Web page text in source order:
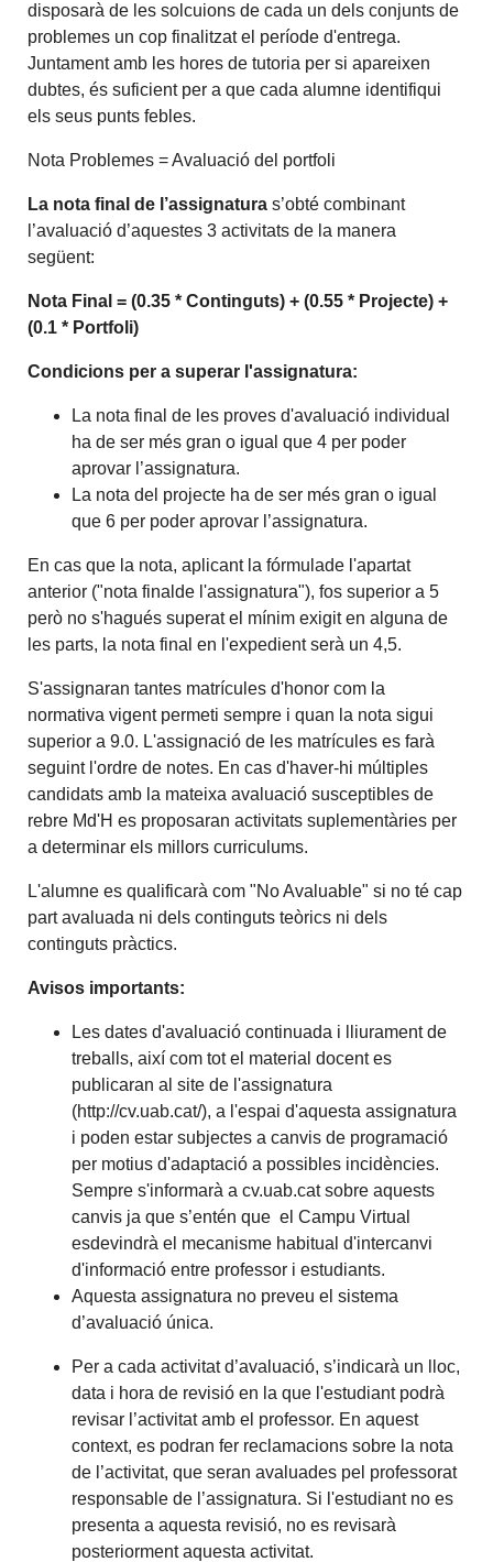
disposarà de les solcuions de cada un dels conjunts de
problemes un cop finalitzat el període d'entrega.
Juntament amb les hores de tutoria per si apareixen
dubtes, és suficient per a que cada alumne identifiqui
els seus punts febles.
Nota Problemes = Avaluació del portfoli
La nota final de l’assignaturas’obté combinant
l’avaluació d’aquestes 3 activitats de la manera
següent:
Nota Final = (0.35 * Continguts) + (0.55 * Projecte) +
(0.1 * Portfoli)
Condicions per a superar l'assignatura:
La nota final de les proves d'avaluació individual
ha de ser més gran o igual que 4 per poder
aprovar l’assignatura.
La nota del projecte ha de ser més gran o igual
que 6 per poder aprovar l’assignatura.
En cas que la nota, aplicant la fórmulade l'apartat
anterior ("nota finalde l'assignatura"), fos superior a 5
però no s'hagués superat el mínim exigit en alguna de
les parts, la nota final en l'expedient serà un 4,5.
S'assignaran tantes matrícules d'honor com la
normativa vigent permeti sempre i quan la nota sigui
superior a 9.0. L'assignació de les matrícules es farà
seguint l'ordre de notes. En cas d'haver-hi múltiples
candidats amb la mateixa avaluació susceptibles de
rebre Md'H es proposaran activitats suplementàries per
a determinar els millors curriculums.
L'alumne es qualificarà com "No Avaluable" si no té cap
part avaluada ni dels continguts teòrics ni dels
continguts pràctics.
Avisos importants:
Les dates d'avaluació continuada i lliurament de
treballs, així com tot el material docent es
publicaran al site de l'assignatura
(http://cv.uab.cat/), a l'espai d'aquesta assignatura
i poden estar subjectes a canvis de programació
per motius d'adaptació a possibles incidències.
Sempre s'informarà a cv.uab.cat sobre aquests
canvis ja que s’entén que el Campu Virtual
esdevindrà el mecanisme habitual d'intercanvi
d'informació entre professor i estudiants.
Aquesta assignatura no preveu el sistema
d’avaluació única.
Per a cada activitat d’avaluació, s’indicarà un lloc,
data i hora de revisió en la que l'estudiant podrà
revisar l’activitat amb el professor. En aquest
context, es podran fer reclamacions sobre la nota
de l’activitat, que seran avaluades pel professorat
responsable de l’assignatura. Si l'estudiant no es
presenta a aquesta revisió, no es revisarà
posteriorment aquesta activitat.